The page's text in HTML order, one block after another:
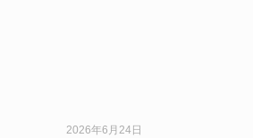
2026年6月24日